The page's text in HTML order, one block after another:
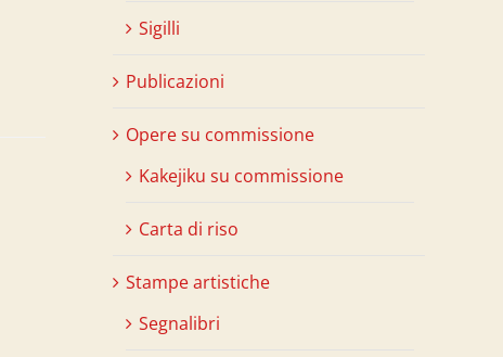
Sigilli
Publicazioni
Opere su commissione
Kakejiku su commissione
Carta di riso
Stampe artistiche
Segnalibri